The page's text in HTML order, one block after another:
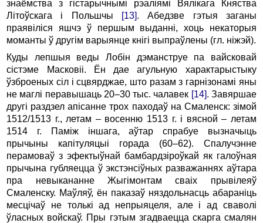
знаёмства з гістарычнымі рэаліямі Вялікага Княства
Літоўскага і Польшчы
[13]. Абедзве гэтыя заганы
праявіліся яшчэ ў першым выданні, хоць некаторыя
моманты ў другім варыянце кнігі выпраўлены (гл. ніжэй).
Куды лепшыя веды Лобін дэманструе па вайсковай
сістэме Масковіі. Ён дае агульную характарыстыку
ўзброеных сіл і сцвярджае, што разам з гарнізонамі яны
не маглі перавышаць 20–30 тыс. чалавек [14]. Завяршае
другі раздзел апісанне трох паходаў на Смаленск: зімой
1512/1513 г., летам – восенню 1513 г. і вясной – летам
1514 г. Паміж іншага, аўтар спрабуе вызначыць
прычыны капітуляцыі горада (60–62). Спалучэнне
перамоваў з эфектыўнай бамбардзіроўкай як галоўная
прычына губляецца ў экстэнсіўных разважаннях аўтара
пра невыкананне Жыгімонтам сваіх прывілеяў
Смаленску. Маўляў, ён паказаў няздольнасць абараніць
месцічаў не толькі ад непрыяцеля, але і ад сваволі
ўласных войскаў. Пры гэтым згадваецца скарга смалян